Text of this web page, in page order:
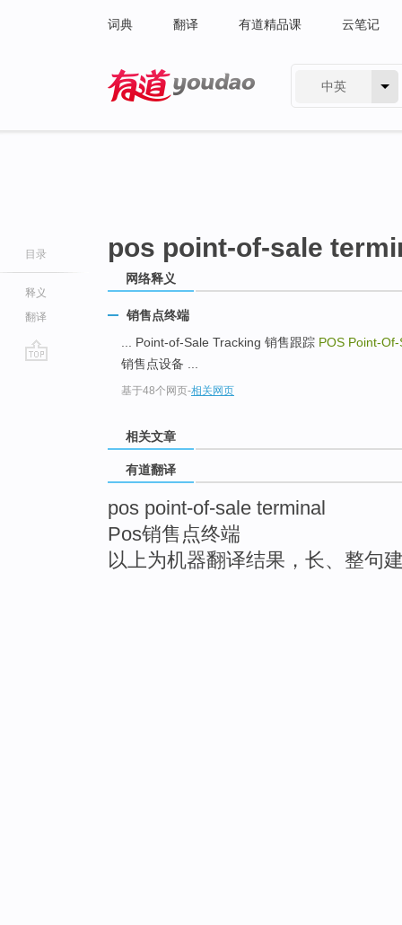
词典 翻译 有道精品课 云笔记
中英
目录
释义
翻译
pos point-of-sale
网络释义
销售点终端
... Point-of-Sale Tracking 销售跟踪 POS Point-
销售点设备 ...
基于48个网页-相关网页
相关文章
有道翻译
pos point-of-sale terminal
Pos销售点终端
以上为机器翻译结果，长、整句